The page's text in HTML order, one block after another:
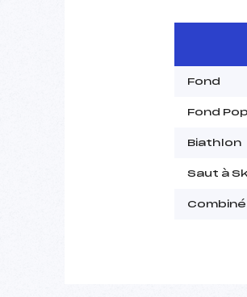
Fond
Fond
Biathlon
Saut à